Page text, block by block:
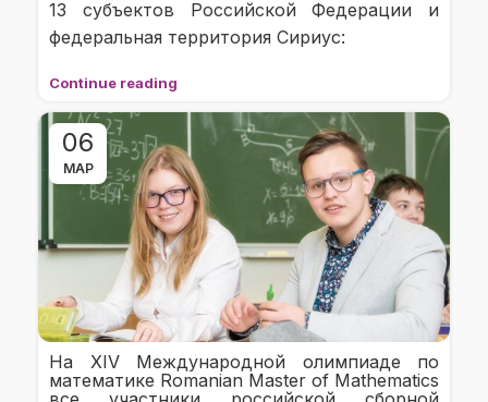
13 субъектов Российской Федерации и
федеральная территория Сириус:
Continue reading
06
МАР
На XIV Международной олимпиаде по
математике Romanian Master of Mathematics